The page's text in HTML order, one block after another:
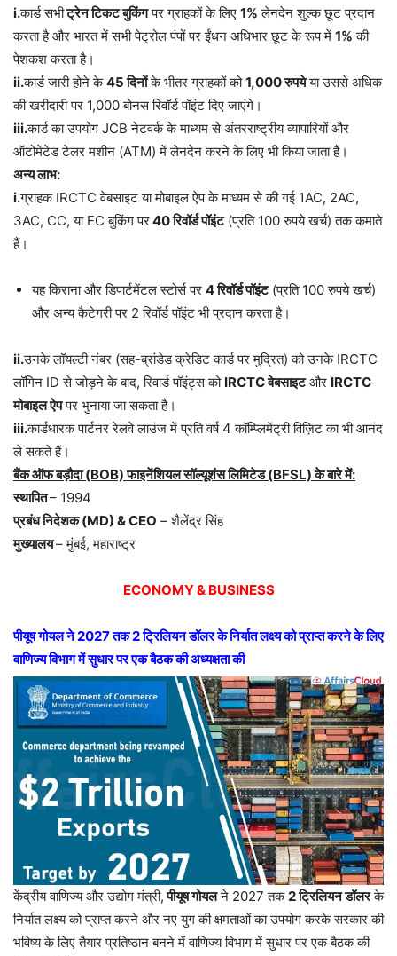
i.कार्ड सभीट्रेन टिकट बुकिंगपर ग्राहकों के लिए 1% लेनदेन शुल्क छूट प्रदान
करता है और भारत में सभी पेट्रोल पंपों पर ईंधन अधिभार छूट के रूप में 1% की
पेशकश करता है।
ii.कार्ड जारी होने के45 दिनोंके भीतर ग्राहकों को1,000 रुपयेया उससे अधिक
की खरीदारी पर 1,000 बोनस रिवॉर्ड पॉइंट दिए जाएंगे।
iii.कार्ड का उपयोग JCB नेटवर्क के माध्यम से अंतरराष्ट्रीय व्यापारियों और
ऑटोमेटेड टेलर मशीन (ATM) में लेनदेन करने के लिए भी किया जाता है।
अन्य लाभ:
i.ग्राहक IRCTC वेबसाइट या मोबाइल ऐप के माध्यम से की गई 1AC, 2AC,
3AC, CC, या EC बुकिंग पर40 रिवॉर्ड पॉइंट(प्रति 100 रुपये खर्च) तक कमाते
हैं।
यह किराना और डिपार्टमेंटल स्टोर्स पर 4 रिवॉर्ड पॉइंट(प्रति 100 रुपये खर्च)
और अन्य कैटेगरी पर 2 रिवॉर्ड पॉइंट भी प्रदान करता है।
ii.उनके लॉयल्टी नंबर (सह-ब्रांडेड क्रेडिट कार्ड पर मुद्रित) को उनके IRCTC
लॉगिन ID से जोड़ने के बाद, रिवार्ड पॉइंट्स को IRCTC वेबसाइटऔर IRCTC
मोबाइल ऐपपर भुनाया जा सकता है।
iii.कार्डधारक पार्टनर रेलवे लाउंज में प्रति वर्ष 4 कॉम्प्लिमेंट्री विज़िट का भी आनंद
ले सकते हैं।
बैंक ऑफ बड़ौदा (BOB) फाइनेंशियल सॉल्यूशंस लिमिटेड (BFSL) के बारे में:
स्थापित– 1994
प्रबंध निदेशक (MD) & CEO – शैलेंद्र सिंह
मुख्यालय– मुंबई, महाराष्ट्र
ECONOMY & BUSINESS
पीयूष गोयल ने 2027 तक 2 ट्रिलियन डॉलर के निर्यात लक्ष्य को प्राप्त करने के लिए
वाणिज्य विभाग में सुधार पर एक बैठक की अध्यक्षता की
केंद्रीय वाणिज्य और उद्योग मंत्री,पीयूष गोयलने 2027 तक2 ट्रिलियन डॉलरके
निर्यात लक्ष्य को प्राप्त करने और नए युग की क्षमताओं का उपयोग करके सरकार की
भविष्य के लिए तैयार प्रतिष्ठान बनने में वाणिज्य विभाग में सुधार पर एक बैठक की